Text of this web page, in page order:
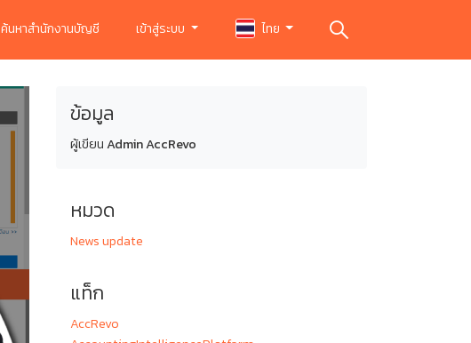
ค้นหาสำนักงานบัญชี เข้าสู่ระบบ ไทย
ข้อมูล
ผู้เขียนAdmin AccRevo
หมวด
News update
แท็ก
AccRevo